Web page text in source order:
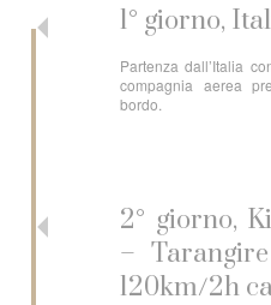
1° giorno,
Partenza dall’Italia
compagnia aerea
bordo.
2° giorno,
–
120km/2h